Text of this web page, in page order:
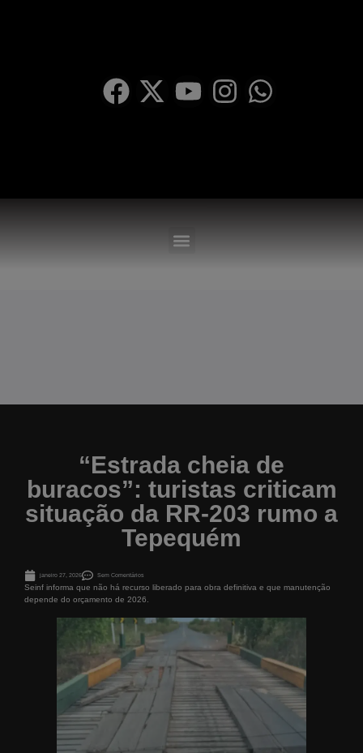
“Estrada cheia de
buracos”: turistas criticam
situação da RR-203 rumo a
Tepequém
janeiro 27, 2026 Sem Comentários
Seinf informa que não há recurso liberado para obra definitiva e que manutenção
depende do orçamento de 2026.